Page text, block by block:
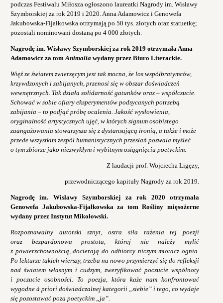
podczas Festiwalu Miłosza ogłoszono laureatki Nagrody im. Wisławy
Szymborskiej za rok 2019 i 2020. Anna Adamowicz i Genowefa
Jakubowska-Fijałkowska otrzymają po 50 tys. złotych oraz statuetkę;
pozostali nominowani dostaną po 4 000 złotych.
Nagrodę im. Wisławy Szymborskiej za rok 2019 otrzymała Anna
Adamowicz za tomAnimalia wydany przez Biuro Literackie.
Więź ze światem zwierzęcym jest tak mocna, że los współbratymców,
krzywdzonych i zabijanych, przenosi się w obszar doświadczeń
wewnętrznych. Tak działa solidarność gatunków oraz – współczucie.
Schować w sobie ofiary eksperymentów podsycanych potrzebą
zabijania – to podjąć próbę ocalenia. Jakość wysłowienia,
oryginalność artystycznych ujęć, w których signum osobistego
zaangażowania stowarzysza się z dystansującą ironią, a także i może
przede wszystkim zespół humanistycznych przesłań pozwala myśleć
o tym zbiorze jako niezwykłym i wybitnym osiągnięciu poetyckim.
Z laudacji prof. Wojciecha Ligęzy,
przewodniczącego kapituły Nagrody za rok 2019.
Nagrodę im. Wisławy Szymborskiej za rok 2020 otrzymała
Genowefa Jakubowska-Fijałkowska za tom Rośliny mięsożerne
wydany przez Instytut Mikołowski.
Rozpoznawalny autorski sznyt, ostra siła rażenia tej poezji
oraz bezpardonowa prostota, której nie należy mylić
z powierzchownością, docierają do odbiorcy niczym miotacz ognia.
Po lekturze takich wierszy, trzeba na nowo przymierzyć się do refleksji
nad światem własnym i cudzym, zweryfikować poczucie wspólnoty
i poczucie osobności. To poezja, która każe nam konfrontować
wygodne à priori doświadczalnej kategorii „siebie” i tego, co wydaje
się pozostawać poza poetyckim „ja”.